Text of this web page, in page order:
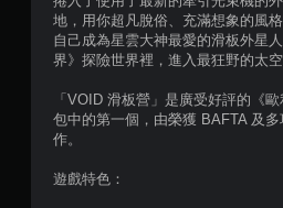
地，用你超凡脫俗、充滿想象的風
自己成為星雲大神最愛的滑板外星
界》探險世界裡，進入最狂野的太空
「VOID 滑板營」是廣受好評的《
包中的第一個，由榮獲 BAFTA 及
作。
遊戲特色：